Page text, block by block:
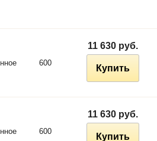
600
11 630 руб.
Купить
600
11 630 руб.
Купить